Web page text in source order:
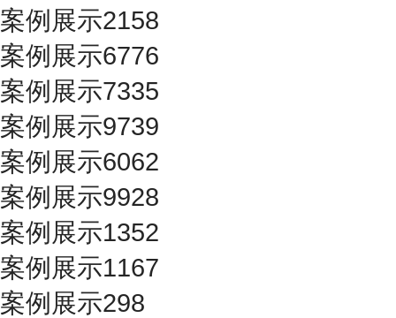
案例展示2158
案例展示6776
案例展示7335
案例展示9739
案例展示6062
案例展示9928
案例展示1352
案例展示1167
案例展示298